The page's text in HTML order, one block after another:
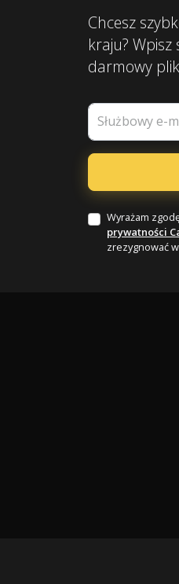
Chcesz
kraju?
darmowy
Służbowy e-
Wyrażam
prywatności
zrezygnować